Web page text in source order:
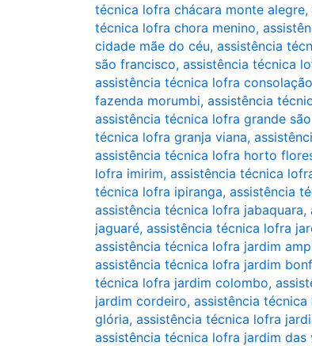
técnica lofra chácara monte alegre,
técnica lofra chora menino,
cidade mãe do céu, assistência
são francisco, assistência técnica
assistência técnica lofra consolação
fazenda morumbi, assistência
assistência técnica lofra grande
técnica lofra granja viana,
assistência técnica lofra horto
lofra imirim, assistência técnica
técnica lofra ipiranga, assistência
assistência técnica lofra jabaquara,
jaguaré, assistência técnica lofra
assistência técnica lofra jardim
assistência técnica lofra jardim
técnica lofra jardim colombo,
jardim cordeiro, assistência
glória, assistência técnica lofra
assistência técnica lofra jardim das